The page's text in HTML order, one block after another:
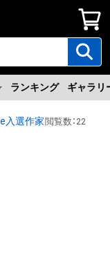
ランキング ギャラリ
入選作家 閲覧数 ：22